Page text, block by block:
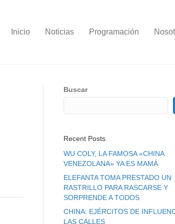
Inicio Noticias Programación
Buscar
Recent Posts
WU COLY, LA FAMOSA «CHINA
VENEZOLANA» YA ES MAMÁ
ELEFANTA TOMA PRESTADO UN
RASTRILLO PARA RASCARSE Y
SORPRENDE A TODOS
CHINA: EJÉRCITOS DE
LAS CALLES